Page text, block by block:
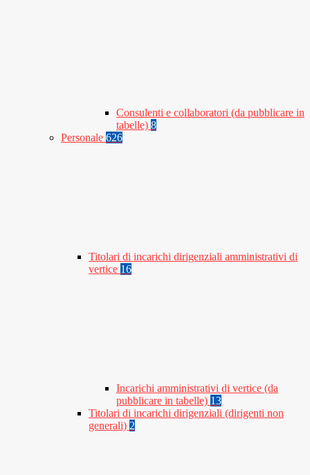
Consulenti e collaboratori (da pubblicare in
tabelle) 8
Personale 626
Titolari di incarichi dirigenziali amministrativi di
vertice 16
Incarichi amministrativi di vertice (da
pubblicare in tabelle) 13
Titolari di incarichi dirigenziali (dirigenti non
generali) 2